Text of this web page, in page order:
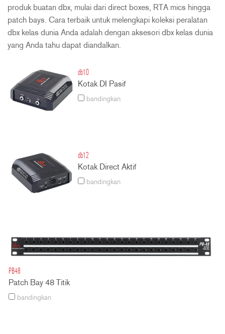
produk buatan dbx, mulai dari direct boxes, RTA mics hingga
patch bays. Cara terbaik untuk melengkapi koleksi peralatan
dbx kelas dunia Anda adalah dengan aksesori dbx kelas dunia
yang Anda tahu dapat diandalkan.
db10
Kotak DI Pasif
bandingkan
db12
Kotak Direct Aktif
bandingkan
PB48
Patch Bay 48 Titik
bandingkan